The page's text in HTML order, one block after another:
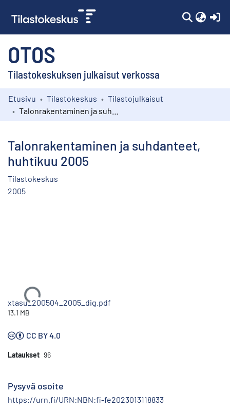
OTOS
Tilastokeskuksen julkaisut verkossa
Kokoelmat
Etusivu Tilastokeskus
Tilastojulkaisut
Talonrakentaminen ja suhdanteet,
huhtikuu 2005
Tilastokeskus
2005
Ladataan...
xtasu_200504_2005_dig.pdf
13.1 MB
CC BY 4.0
Lataukset 96
Pysyvä osoite
https://urn.fi/URN:NBN:fi-fe2023013118833